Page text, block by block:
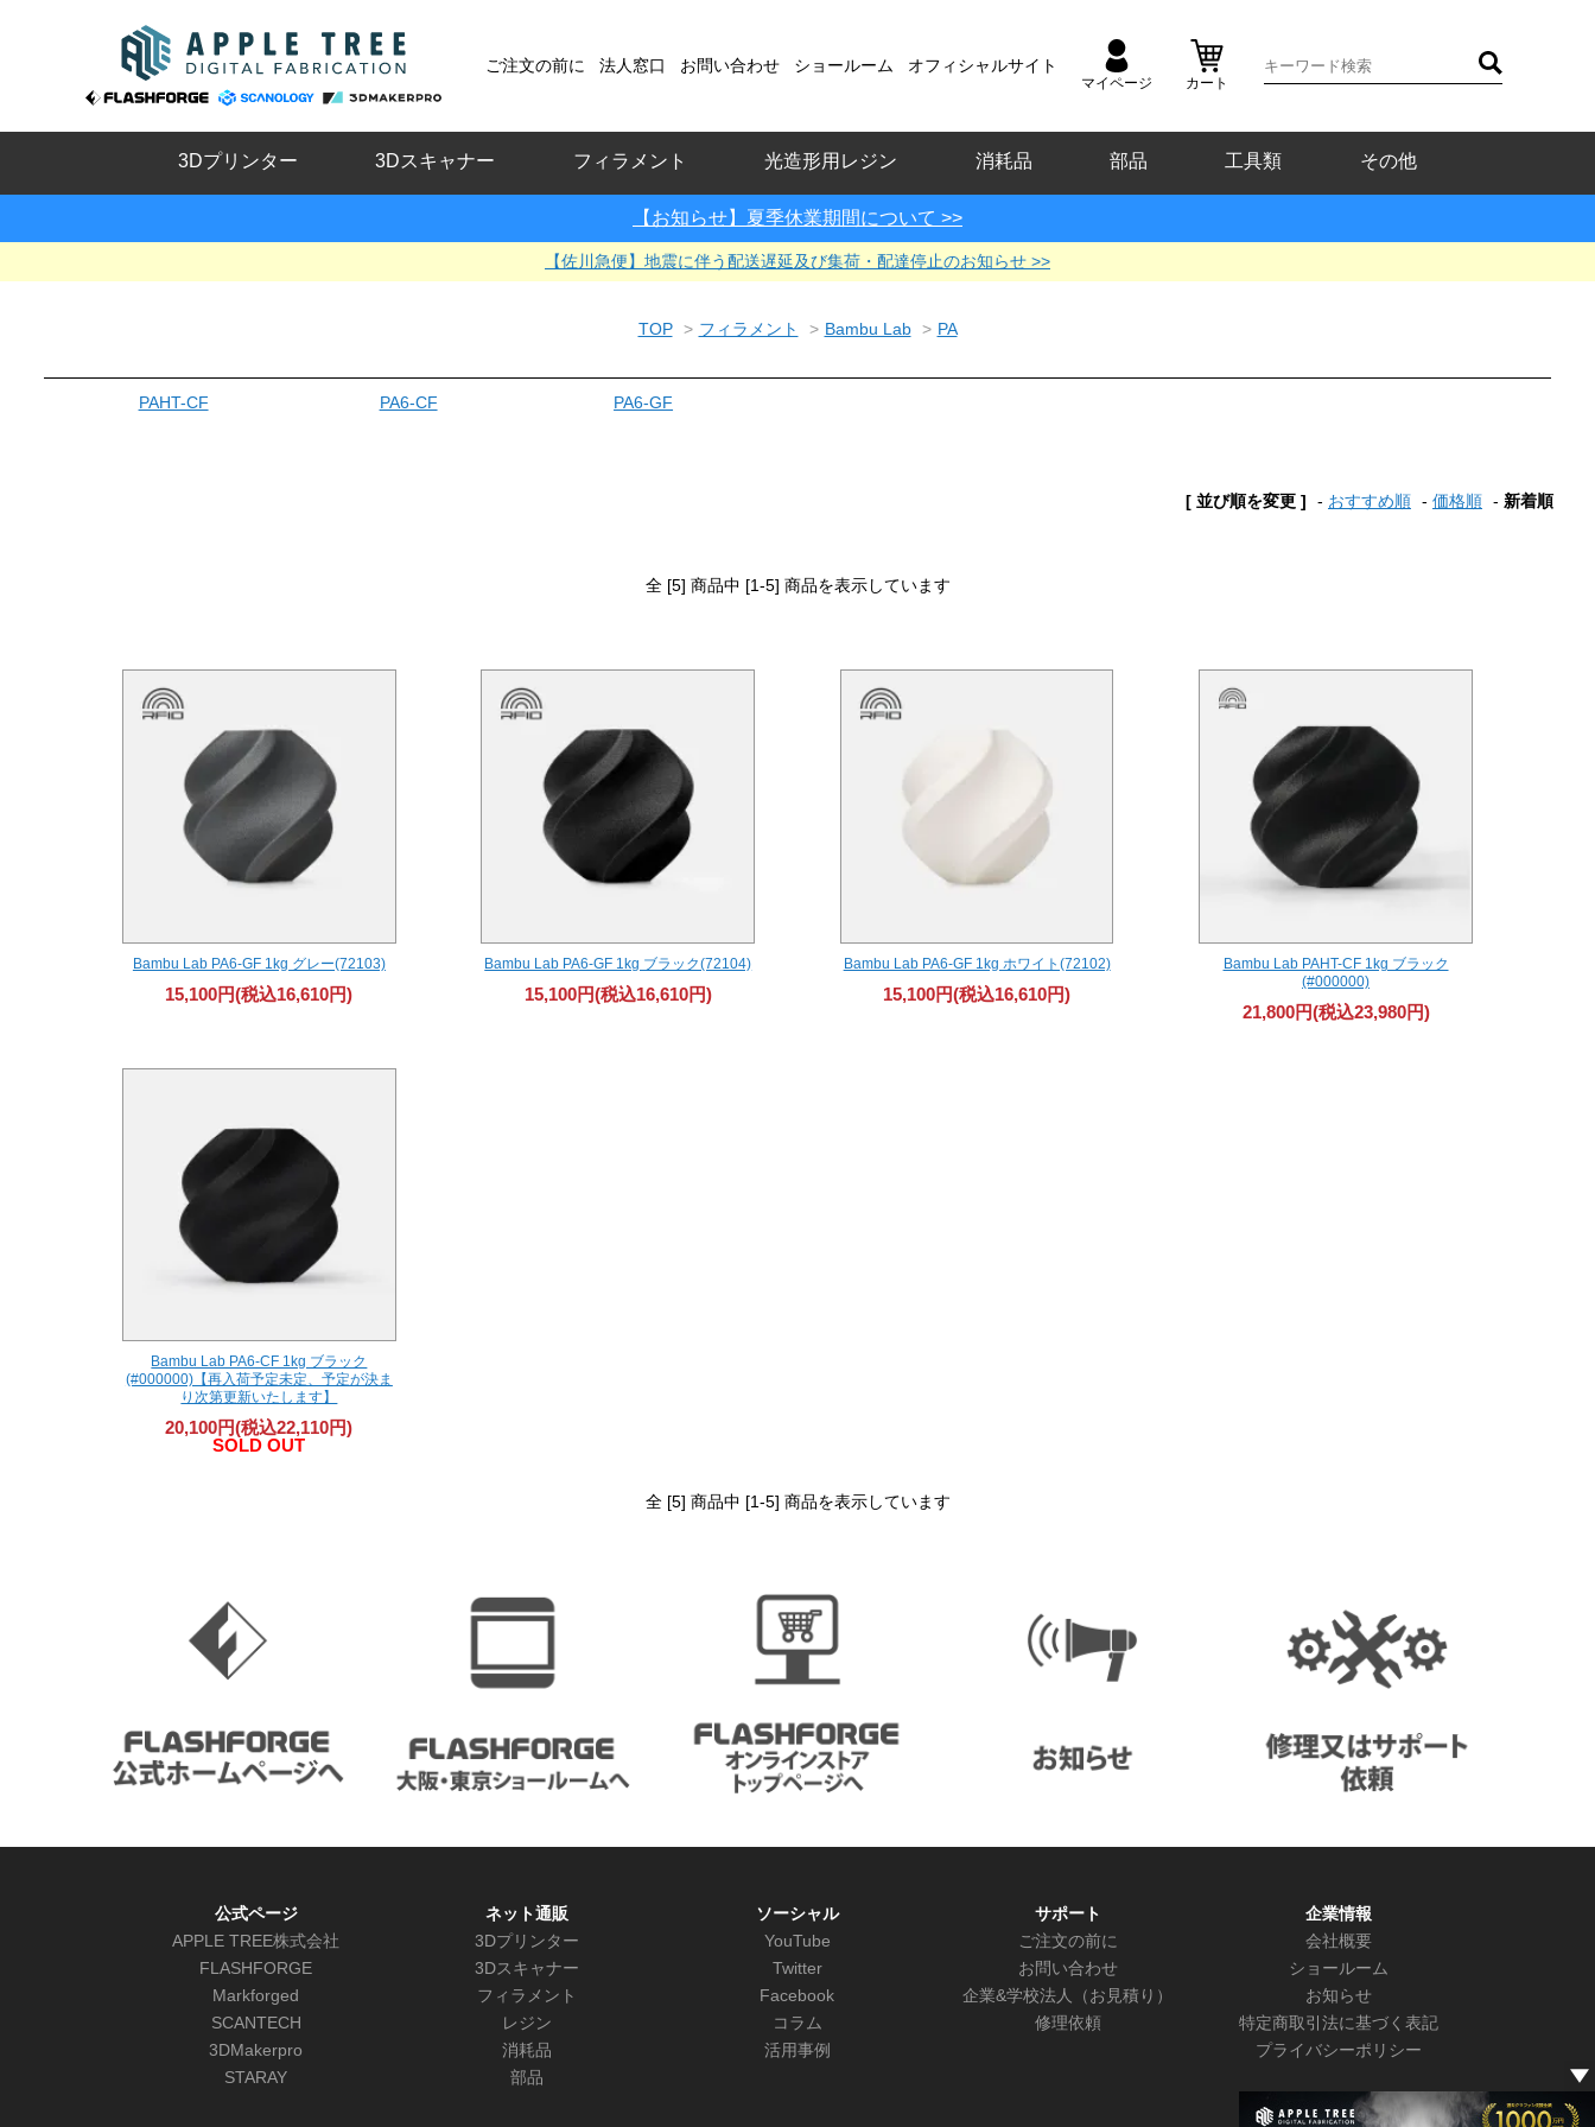
ご注文の前に 法人窓口 お問い合わせ ショールーム オフィシャルサイト
マイページ カート
3Dプリンター 3Dスキャナー フィラメント 光造形用レジン 消耗品 部品 工具類 その他
【お知らせ】夏季休業期間について >>
【佐川急便】地震に伴う配送遅延及び集荷・配達停止のお知らせ >>
TOP > フィラメント > Bambu Lab > PA
PAHT-CF PA6-CF PA6-GF
[ 並び順を変更 ] - おすすめ順 - 価格順 - 新着順
全 [5] 商品中 [1-5] 商品を表示しています
Bambu Lab PA6-GF 1kg グレー(72103)
15,100円(税込16,610円)
Bambu Lab PA6-GF 1kg ブラック(72104)
15,100円(税込16,610円)
Bambu Lab PA6-GF 1kg ホワイト(72102)
15,100円(税込16,610円)
Bambu Lab PAHT-CF 1kg ブラック
(#000000)
21,800円(税込23,980円)
Bambu Lab PA6-CF 1kg ブラック
(#000000)【再入荷予定未定、予定が決ま
り次第更新いたします】
20,100円(税込22,110円)
SOLD OUT
全 [5] 商品中 [1-5] 商品を表示しています
公式ページ
APPLE TREE株式会社
FLASHFORGE
Markforged
SCANTECH
3DMakerpro
STARAY
ネット通販
3Dプリンター
3Dスキャナー
フィラメント
レジン
消耗品
部品
ソーシャル
YouTube
Twitter
Facebook
コラム
活用事例
サポート
ご注文の前に
お問い合わせ
企業&学校法人（お見積り）
修理依頼
企業情報
会社概要
ショールーム
お知らせ
特定商取引法に基づく表記
プライバシーポリシー